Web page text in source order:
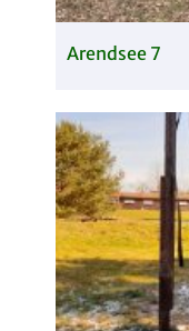
Arendsee 7